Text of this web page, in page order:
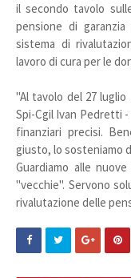
il secondo tavolo
pensione di
sistema di
lavoro di cura per le
"Al tavolo del 27
Spi-Cgil Ivan Pedretti
finanziari precisi.
giusto, lo sosteniamo
Guardiamo alle
"vecchie". Servono
rivalutazione delle